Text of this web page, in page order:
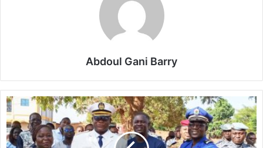
Abdoul Gani Barry
A
s
s
u